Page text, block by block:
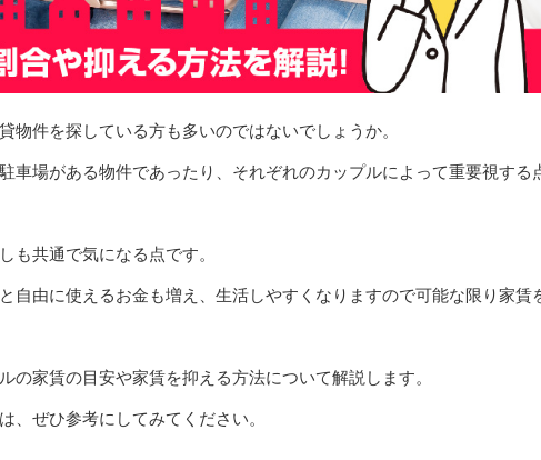
物件を探している方も多いのではないでしょうか。
車場がある物件であったり、それぞれのカップルによって重要視する
も共通で気になる点です。
自由に使えるお金も増え、生活しやすくなりますので可能な限り家賃
の家賃の目安や家賃を抑える方法について解説します。
、ぜひ参考にしてみてください。